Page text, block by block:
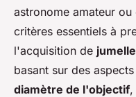
astronome amateur
critères essentiels à
l'acquisition de
basant sur des
diamètre de l'objectif,